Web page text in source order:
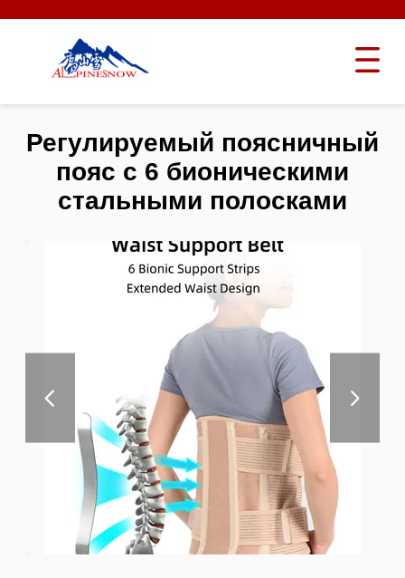
Регулируемый поясничный
пояс с 6 бионическими
стальными полосками